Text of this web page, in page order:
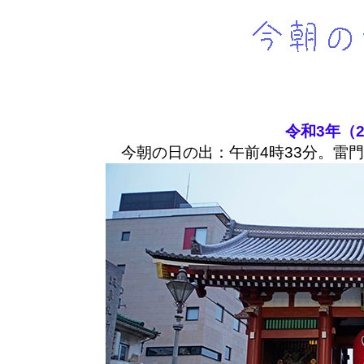
令和3年（
今朝の日の出：午前4時33分。雷